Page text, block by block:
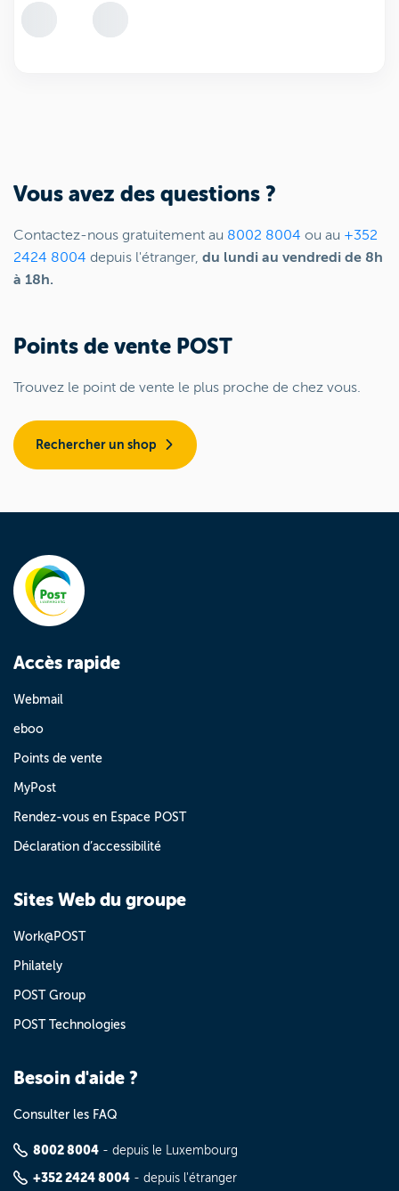
Vous avez des questions ?
Contactez-nous gratuitement au 8002 8004 ou au +352
2424 8004 depuis l'étranger, du lundi au vendredi de 8h
à 18h.
Points de vente POST
Trouvez le point de vente le plus proche de chez vous.
Rechercher un shop
Accès rapide
Webmail
eboo
Points de vente
MyPost
Rendez-vous en Espace POST
Déclaration d’accessibilité
Sites Web du groupe
Work@POST
Philately
POST Group
POST Technologies
Besoin d'aide ?
Consulter les FAQ
8002 8004 - depuis le Luxembourg
+352 2424 8004 - depuis l'étranger